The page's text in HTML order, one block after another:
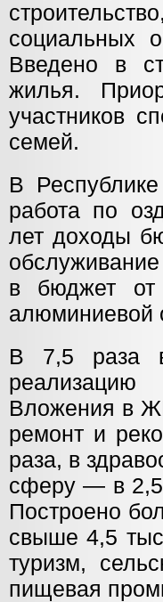
социальных
Введено в
жилья.
участников
семей.
В
работа по
лет доходы
в бюджет от
алюминиевой
В 7,5 раза
Вложения в
ремонт и
раза, в
сферу — в 2,5
Построено
свыше 4,5
туризм,
пищевая